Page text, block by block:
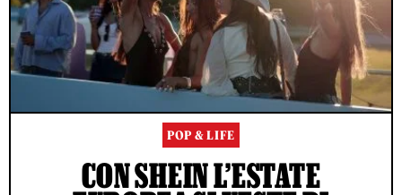
POP & LIFE
CON SHEIN L’ESTATE